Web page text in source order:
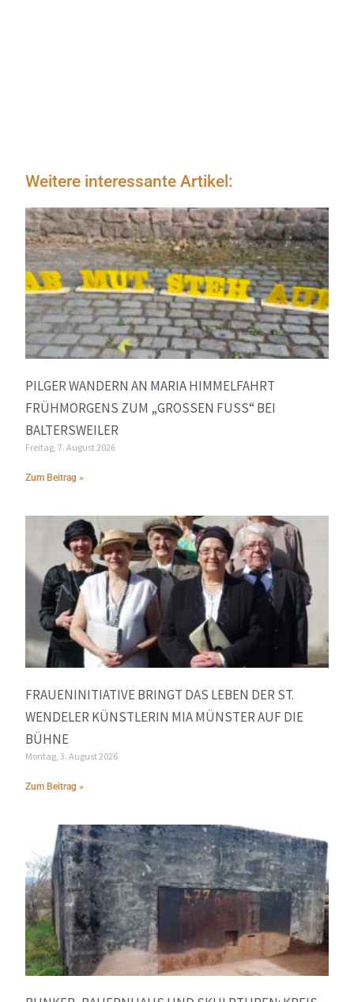
Weitere interessante Artikel:
PILGER WANDERN AN MARIA HIMMELFAHRT
FRÜHMORGENS ZUM „GROSSEN FUSS“ BEI BA
LTERSWEILER
Freitag, 7. August 2026
Zum Beitrag »
FRAUENINITIATIVE BRINGT DAS LEBEN DER ST.
WENDELER KÜNSTLERIN MIA MÜNSTER AUF DIE
BÜHNE
Montag, 3. August 2026
Zum Beitrag »